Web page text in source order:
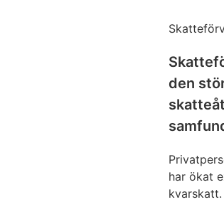
den
har ökat
kvarskatt.